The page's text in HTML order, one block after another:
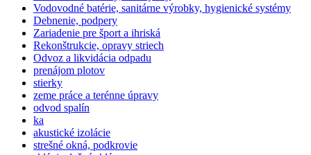
Vodovodné batérie, sanitárne výrobky, hygienické systémy
Debnenie, podpery
Zariadenie pre šport a ihriská
Rekonštrukcie, opravy striech
Odvoz a likvidácia odpadu
prenájom plotov
stierky
zeme práce a terénne úpravy
odvod spalín
ka
akustické izolácie
strešné okná, podkrovie